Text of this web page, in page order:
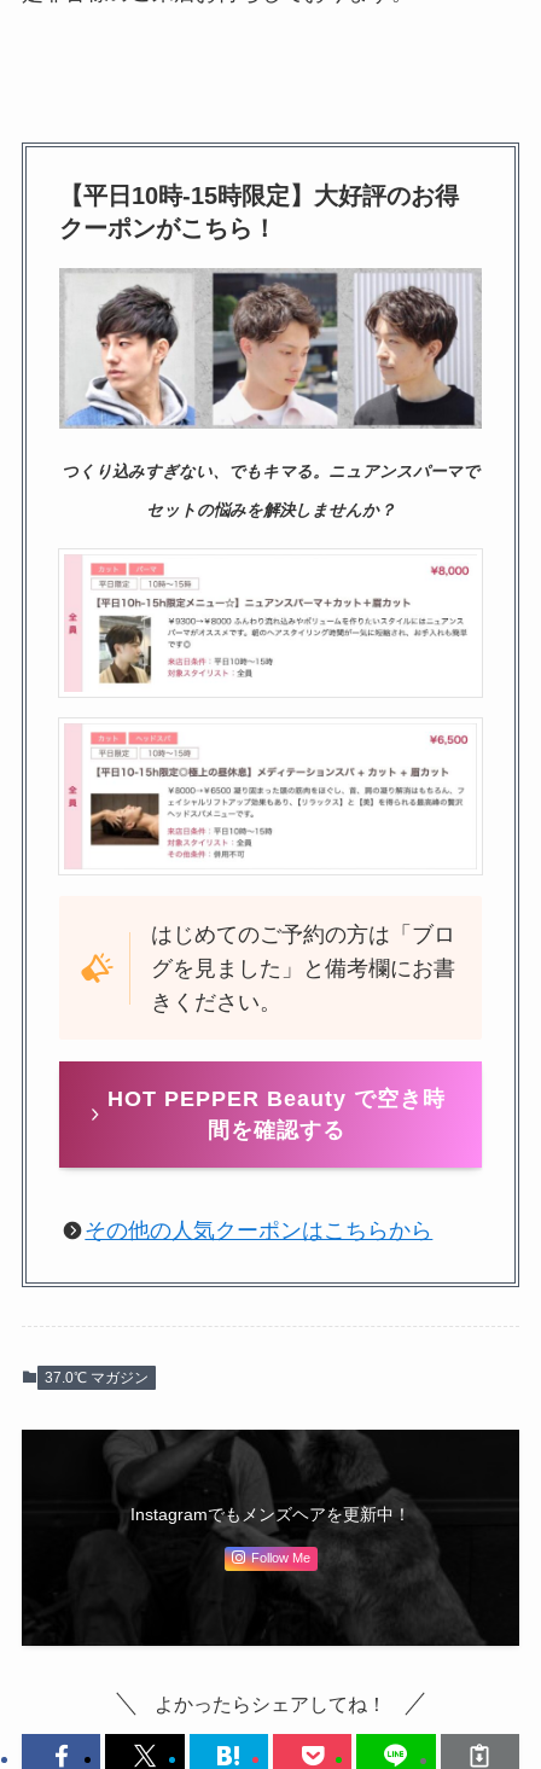
【平日10時-15時限定】大好評のお得
クーポンがこちら！
つくり込みすぎない、でもキマる。ニュアンスパーマで
セットの悩みを解決しませんか？
はじめてのご予約の方は「ブロ
グを見ました」と備考欄にお書
きください。
HOT PEPPER Beauty で空き時
間を確認する
その他の人気クーポンはこちらから
37.0℃ マガジン
Instagramでもメンズヘアを更新中！
Follow Me
よかったらシェアしてね！